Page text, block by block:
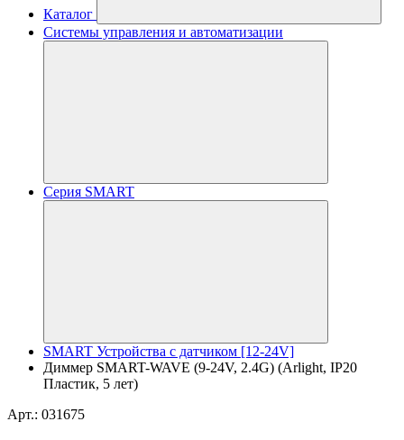
Каталог
Системы управления и автоматизации
Серия SMART
SMART Устройства с датчиком [12-24V]
Диммер SMART-WAVE (9-24V, 2.4G) (Arlight, IP20
Пластик, 5 лет)
Арт.: 031675